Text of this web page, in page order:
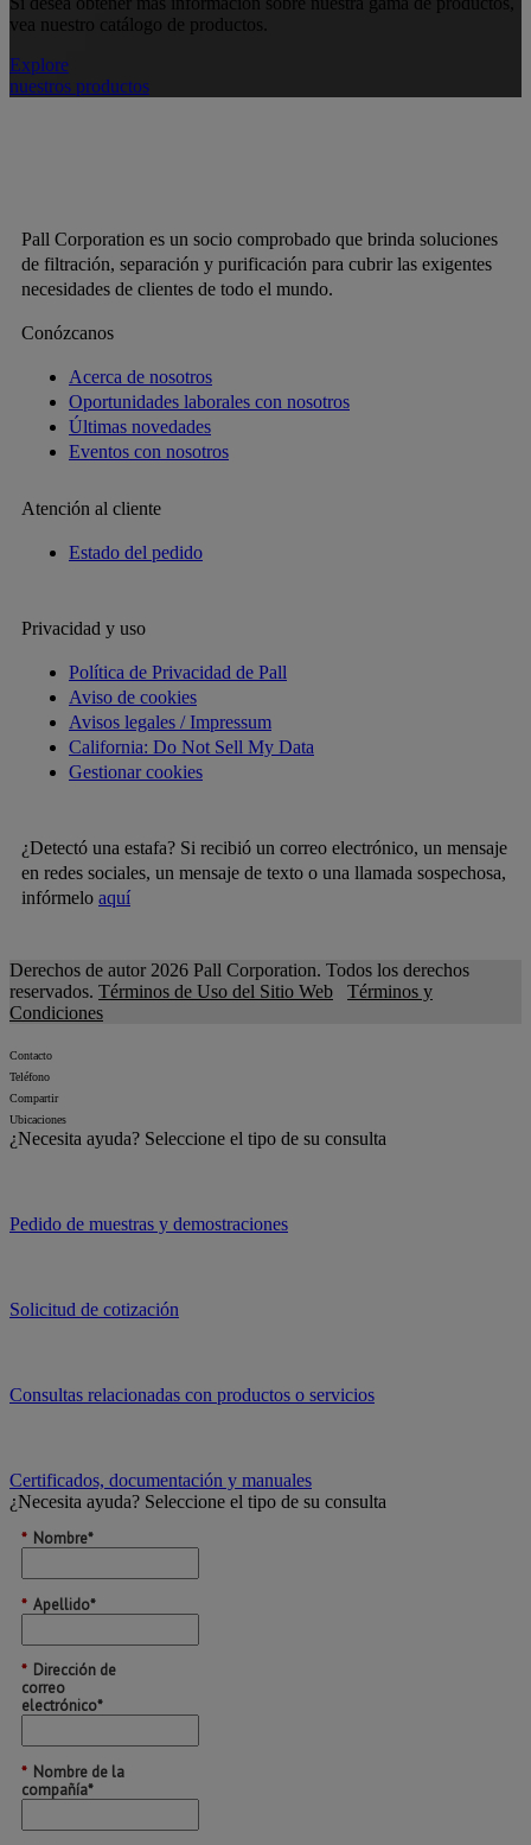
vea nuestro catálogo de productos.
Explore
nuestros productos
Pall Corporation es un socio comprobado que brinda soluciones
de filtración, separación y purificación para cubrir las exigentes
necesidades de clientes de todo el mundo.
Conózcanos
Acerca de nosotros
Oportunidades laborales con nosotros
Últimas novedades
Eventos con nosotros
Atención al cliente
Estado del pedido
Privacidad y uso
Política de Privacidad de Pall
Aviso de cookies
Avisos legales / Impressum
California: Do Not Sell My Data
Gestionar cookies
¿Detectó una estafa? Si recibió un correo electrónico, un mensaje
en redes sociales, un mensaje de texto o una llamada sospechosa,
infórmelo aquí
Derechos de autor 2026 Pall Corporation. Todos los derechos
reservados. Términos de Uso del Sitio Web
Términos y
Condiciones
Contacto
Teléfono
Compartir
Ubicaciones
¿Necesita ayuda? Seleccione el tipo de su consulta
Pedido de muestras y demostraciones
Solicitud de cotización
Consultas relacionadas con productos o servicios
Certificados, documentación y manuales
¿Necesita ayuda? Seleccione el tipo de su consulta
* Nombre*
* Apellido*
* Dirección de
correo
electrónico*
* Nombre de la
compañía*